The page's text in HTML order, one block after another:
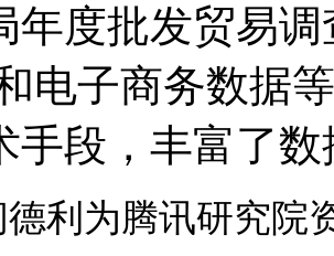
年度批发贸易
电子商务数据
手段，丰富了
德利为腾讯研究院